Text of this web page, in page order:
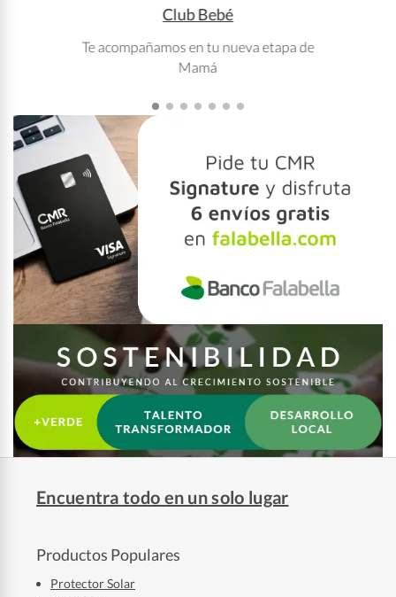
Club Bebé
Te acompañamos en tu nueva etapa de
Mamá
Encuentra todo en un solo lugar
Productos Populares
Protector Solar